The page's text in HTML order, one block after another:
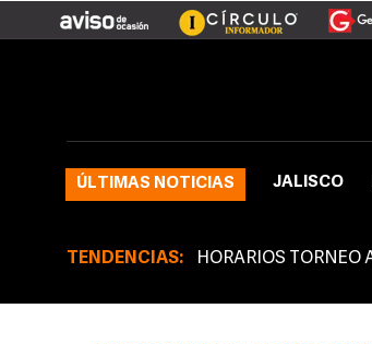
ÚLTIMAS NOTICIAS JALISCO
TENDENCIAS: HORARIOS TORNEO